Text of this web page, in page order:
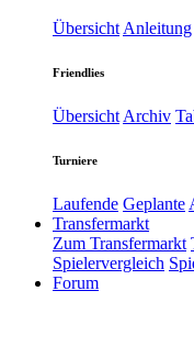
Übersicht Anleitung
Friendlies
Übersicht Archiv
Turniere
Laufende Geplante
Transfermarkt
Zum Transfermarkt
Spielervergleich
Forum